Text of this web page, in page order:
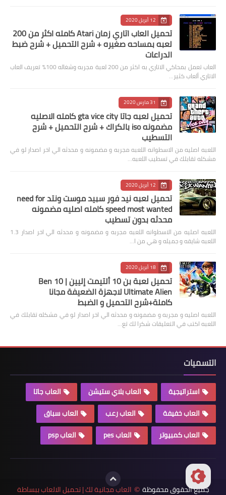
12 أبريل 2020
تحميل العاب اتاري زمان Atari كامله اكثر من 200
لعبه بمساحه صغيره + شرح التحميل + شرح ضبط
الدراعات
العاب تعمل بمحاكي الاتاري به اكثر من 200 لعبة مجربه وشغاله 100% تعريف العاب
الاتاري ألعاب كثير…
31 مارس 2020
تحميل لعبه جاتا gta vice city كامله الاصليه
مضمونه iso بالكراك + شرح التحميل + شرح
التسطيب
اللعبه اصليه من الاسطوانه اللعبه مجربه و مضمونه و محدثه الي اخر اصدار لو في
مشكله تقابلك في تسطيب اللعبه…
12 أبريل 2020
تحميل لعبه نيد فور سبيد موست ونتد need for
speed most wanted كامله اصليه مضمونه
محدثه بدون تسطيب
اللعبه اصليه من الاسطوانه اللعبه مجربه و مضمونه و محدثه الي اخر اصدار 1.3
اللعبه شايقه و جميله و هي من ا…
18 أبريل 2020
تحميل لعبة بن 10 ألتيمت إليين | Ben 10
Ultimate Alien لاجهزة الضعيفة مجانا
كاملة+شرح التحميل و الضبط
اللعبه اصليه و مجربه و مضمونه و محدثه الي اخر اصدار لو في مشكله تقابلك في
اللعبه اكتب في التعليقات شكرا لك تع…
التسميات
استراتيجية العاب بلاي ستيشن
العاب جاتا
العاب خفيفة
العاب رعب
العاب سباق
العاب كمبيوتر
العاب pes العاب psp
جميع الحقوق محفوظة © العاب مجانية لك | تحميل الالعاب ببساطة